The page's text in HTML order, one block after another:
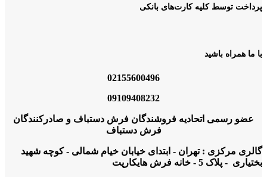
پرداخت توسط کلیه کارت‌های بانکی
با ما همراه باشید
02155600496
09109408232
عضو رسمی اتحادیه فروشندگان فرش دستباف و صادرکنندگان
فرش دستباف
گالری مرکزی : تهران - ابتدای خیابان خیام شمالی - کوچه شهید
بختیاری - پلاک 5 - خانه فرش هایکارپت